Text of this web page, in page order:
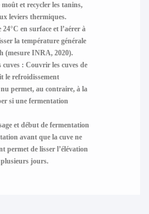
et recycler les tanins,
leviers thermiques.
en surface et l’aérer à
la température générale
(mesure INRA, 2020).
cuves : Couvrir les cuves de
le refroidissement
permet, au contraire, à la
si une fermentation
et début de fermentation
avant que la cuve ne
permet de lisser l’élévation
jours.